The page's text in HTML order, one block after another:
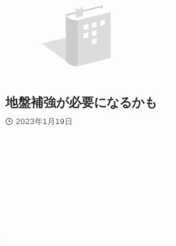
地盤補強が必要になるかも
2023年1月19日